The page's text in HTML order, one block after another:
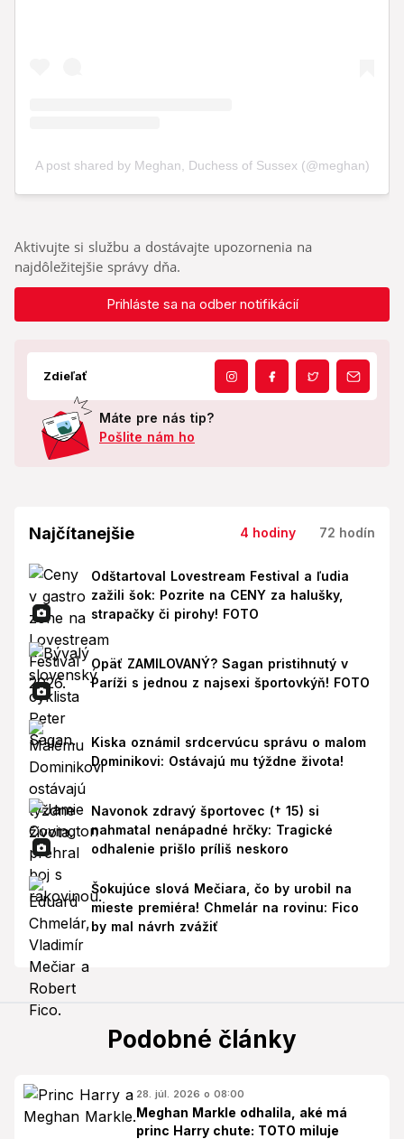
Aktivujte si službu a dostávajte upozornenia na
najdôležitejšie správy dňa.
Prihláste sa na odber notifikácií
Zdieľať
Máte pre nás tip?
Pošlite nám ho
Najčítanejšie 4 hodiny 72 hodín
Odštartoval Lovestream Festival a ľudia
zažili šok: Pozrite na CENY za halušky,
strapačky či pirohy! FOTO
Opäť ZAMILOVANÝ? Sagan pristihnutý v
Paríži s jednou z najsexi športovkýň! FOTO
Kiska oznámil srdcervúcu správu o malom
Dominikovi: Ostávajú mu týždne života!
Navonok zdravý športovec († 15) si
nahmatal nenápadné hrčky: Tragické
odhalenie prišlo príliš neskoro
Šokujúce slová Mečiara, čo by urobil na
mieste premiéra! Chmelár na rovinu: Fico
by mal návrh zvážiť
Podobné články
28. júl. 2026 o 08:00
Meghan Markle odhalila, aké má
princ Harry chute: TOTO miluje